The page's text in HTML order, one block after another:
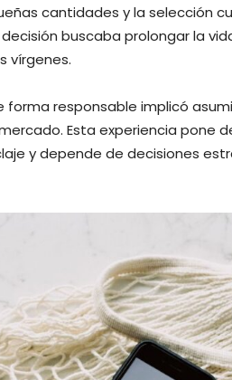
cantidades y la selección
buscaba prolongar la
vírgenes.
forma responsable implicó
Esta experiencia pone
y depende de decisiones